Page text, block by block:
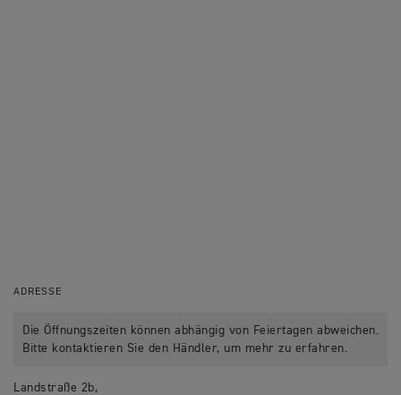
ADRESSE
Die Öffnungszeiten können abhängig von Feiertagen abweichen.
Bitte kontaktieren Sie den Händler, um mehr zu erfahren.
Landstraße 2b,